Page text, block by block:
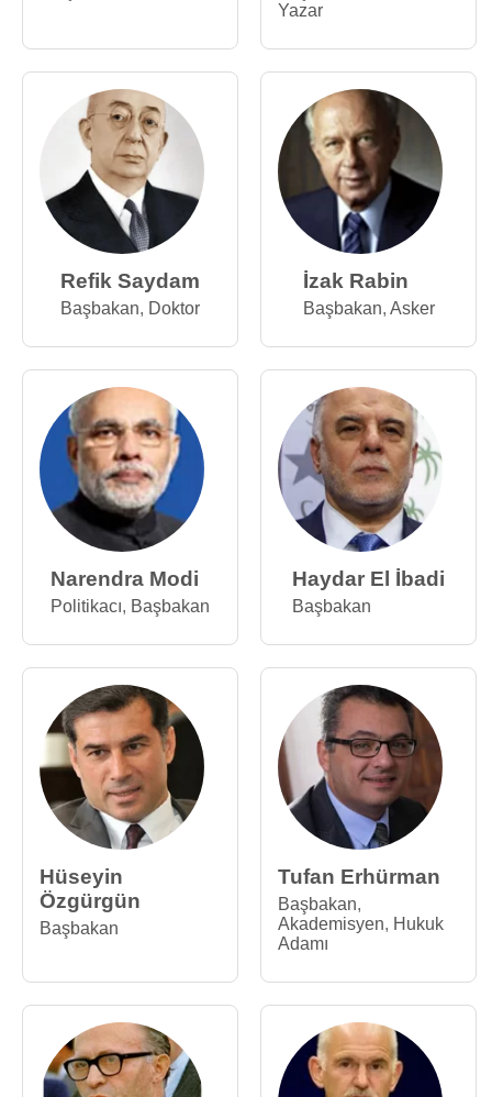
Yazar
Refik Saydam
Başbakan, Doktor
İzak Rabin
Başbakan, Asker
Narendra Modi
Politikacı, Başbakan
Haydar El İbadi
Başbakan
Hüseyin
Özgürgün
Başbakan
Tufan Erhürman
Başbakan,
Akademisyen, Hukuk
Adamı